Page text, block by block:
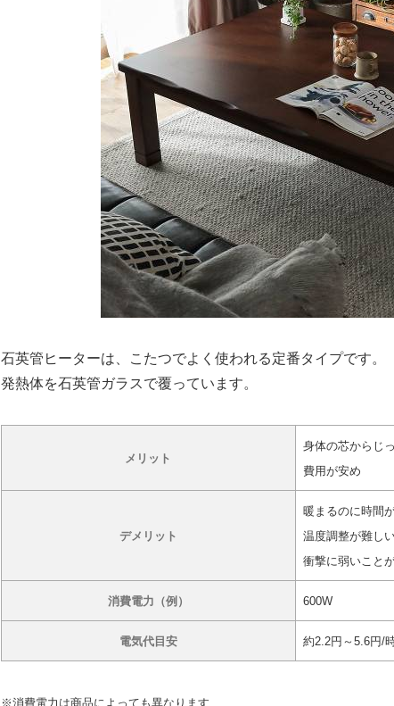
石英管ヒーターは、こたつでよく使われる定番タイプです。
発熱体を石英管ガラスで覆っています。
メリット
身体の芯からじ
費用が安め
デメリット
暖まるのに時間
温度調整が難し
衝撃に弱いこと
消費電力（例） 600W
電気代目安 約2.2円～5.6円/
※消費電力は商品によっても異なります